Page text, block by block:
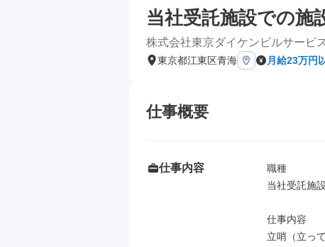
当社受託施設での施
株式会社東京ダイケンビルサービス
東京都江東区青海 月給23万円
仕事概要
仕事内容
職種
当社受託施
仕事内容
立哨（立っ